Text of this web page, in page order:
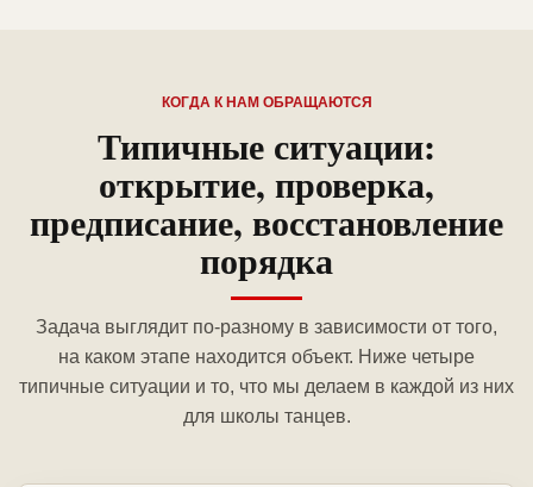
КОГДА К НАМ ОБРАЩАЮТСЯ
Типичные ситуации:
открытие, проверка,
предписание, восстановление
порядка
Задача выглядит по-разному в зависимости от того,
на каком этапе находится объект. Ниже четыре
типичные ситуации и то, что мы делаем в каждой из них
для школы танцев.